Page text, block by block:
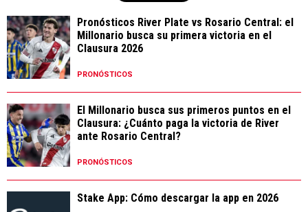
Pronósticos River Plate vs Rosario Central: el
Millonario busca su primera victoria en el
Clausura 2026
PRONÓSTICOS
El Millonario busca sus primeros puntos en el
Clausura: ¿Cuánto paga la victoria de River
ante Rosario Central?
PRONÓSTICOS
Stake App: Cómo descargar la app en 2026